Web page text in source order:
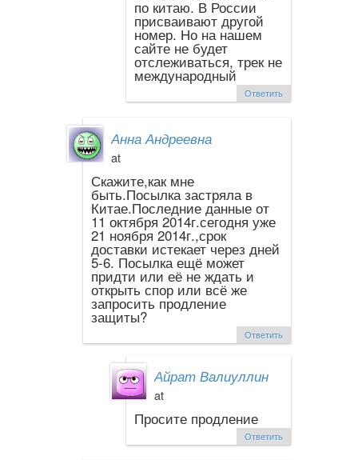
по китаю. В России
присваивают другой
номер. Но на нашем
сайте не будет
отслеживаться, трек не
международный
Ответить
Анна Андреевна
at
Скажите,как мне
быть.Посылка застряла в
Китае.Последние данные от
11 октября 2014г.сегодня уже
21 ноября 2014г.,срок
доставки истекает через дней
5-6. Посылка ещё может
придти или её не ждать и
открыть спор или всё же
запросить продление
защиты?
Ответить
Айрат Валиуллин
at
Просите продление
Ответить